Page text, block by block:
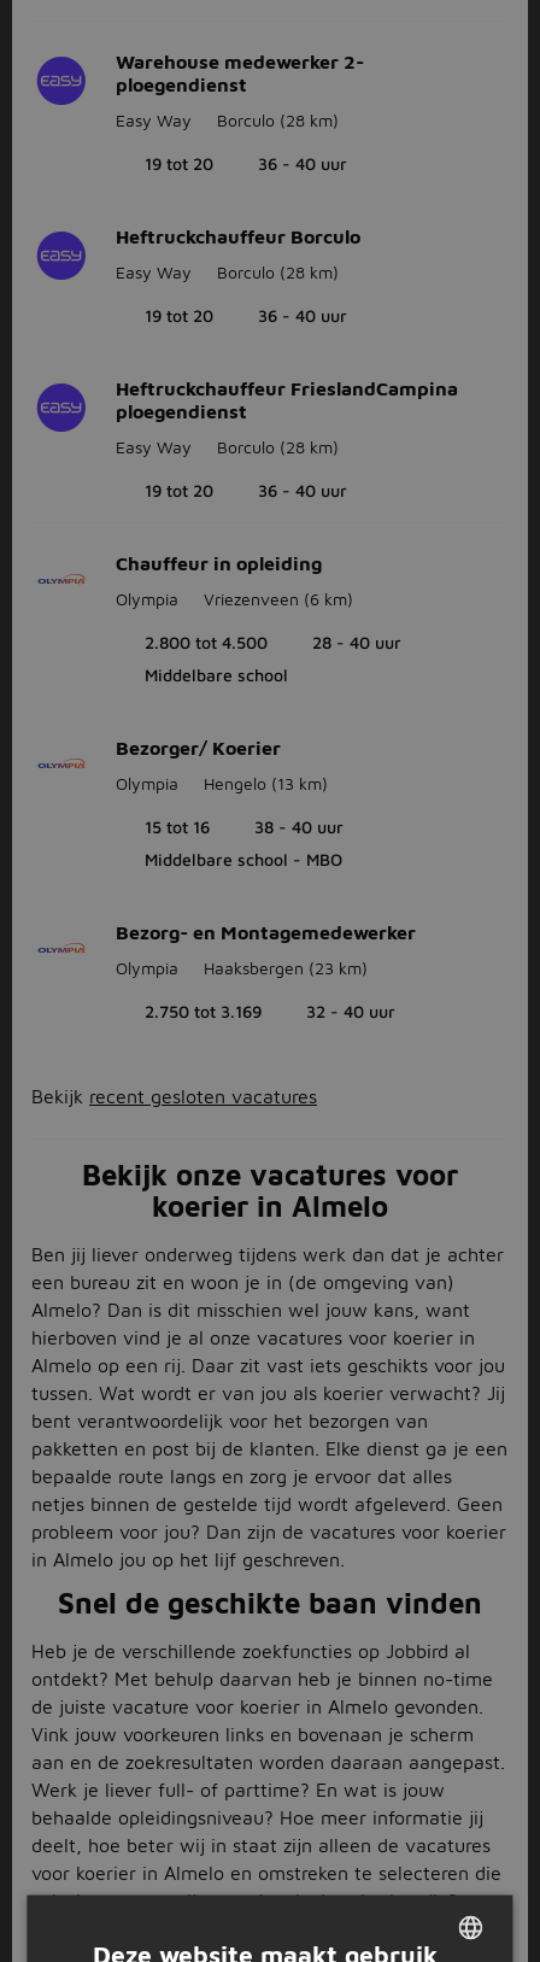
Warehouse medewerker 2-
ploegendienst
Easy Way Borculo (28 km)
19 tot 20 36 - 40 uur
Heftruckchauffeur Borculo
Easy Way Borculo (28 km)
19 tot 20 36 - 40 uur
Heftruckchauffeur FrieslandCampina
ploegendienst
Easy Way Borculo (28 km)
19 tot 20 36 - 40 uur
Chauffeur in opleiding
Olympia Vriezenveen (6 km)
2.800 tot 4.500
28 - 40 uur
Middelbare school
Bezorger/ Koerier
Olympia Hengelo (13 km)
15 tot 16
38 - 40 uur
Middelbare school - MBO
Bezorg- en Montagemedewerker
Olympia Haaksbergen (23 km)
2.750 tot 3.169 32 - 40 uur
Bekijk recent gesloten vacatures
Bekijk onze vacatures voor
koerier in Almelo
Ben jij liever onderweg tijdens werk dan dat je achter
een bureau zit en woon je in (de omgeving van)
Almelo? Dan is dit misschien wel jouw kans, want
hierboven vind je al onze vacatures voor koerier in
Almelo op een rij. Daar zit vast iets geschikts voor jou
tussen. Wat wordt er van jou als koerier verwacht? Jij
bent verantwoordelijk voor het bezorgen van
pakketten en post bij de klanten. Elke dienst ga je een
bepaalde route langs en zorg je ervoor dat alles
netjes binnen de gestelde tijd wordt afgeleverd. Geen
probleem voor jou? Dan zijn de vacatures voor koerier
in Almelo jou op het lijf geschreven.
Snel de geschikte baan vinden
Heb je de verschillende zoekfuncties op Jobbird al
ontdekt? Met behulp daarvan heb je binnen no-time
de juiste vacature voor koerier in Almelo gevonden.
Vink jouw voorkeuren links en bovenaan je scherm
aan en de zoekresultaten worden daaraan aangepast.
Werk je liever full- of parttime? En wat is jouw
behaalde opleidingsniveau? Hoe meer informatie jij
deelt, hoe beter wij in staat zijn alleen de vacatures
voor koerier in Almelo en omstreken te selecteren die
echt interessant zijn voor jou. Is dat niet handig?
Solliciteren is easy
Deze website maakt gebruik